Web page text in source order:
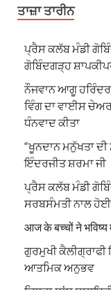
ਤਾਜ਼ਾ ਤਾਰੀਨ
ਪ੍ਰੈਸ ਕਲੱਬ ਮੰਡੀ
ਗੋਬਿੰਦਗੜ੍ਹ
ਨੌਜਵਾਨ ਆਗੂ
ਵਿੰਗ ਦਾ ਵਾਈਸ
ਧੰਨਵਾਦ ਕੀਤਾ
“ਖੂਨਦਾਨ ਮਨੁੱਖਤਾ
ਇੰਦਰਜੀਤ ਸ਼ਰਮਾ ਜੀ
ਪ੍ਰੈਸ ਕਲੱਬ ਮੰਡੀ
ਸਰਬਸੰਮਤੀ ਨਾਲ
आज के बच्चों ने भविष्य
ਗੁਰਮੁਖੀ
ਆਤਮਿਕ ਅਨੁਭਵ